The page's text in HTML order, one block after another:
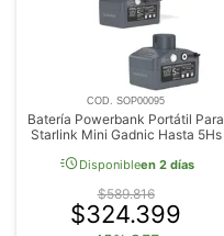
COD. SOP00095
Batería Powerbank Portátil Para
Starlink Mini Gadnic Hasta 5Hs
acuteDisponibleen 2 días
$589.816
$324.399